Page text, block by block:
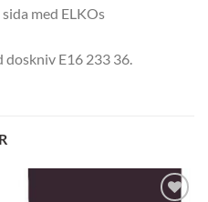
med ELKOs
doskniv E16 233 36.